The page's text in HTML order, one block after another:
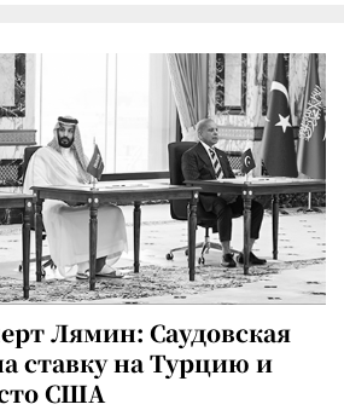
Лямин: Саудовская
ставку на Турцию и
США